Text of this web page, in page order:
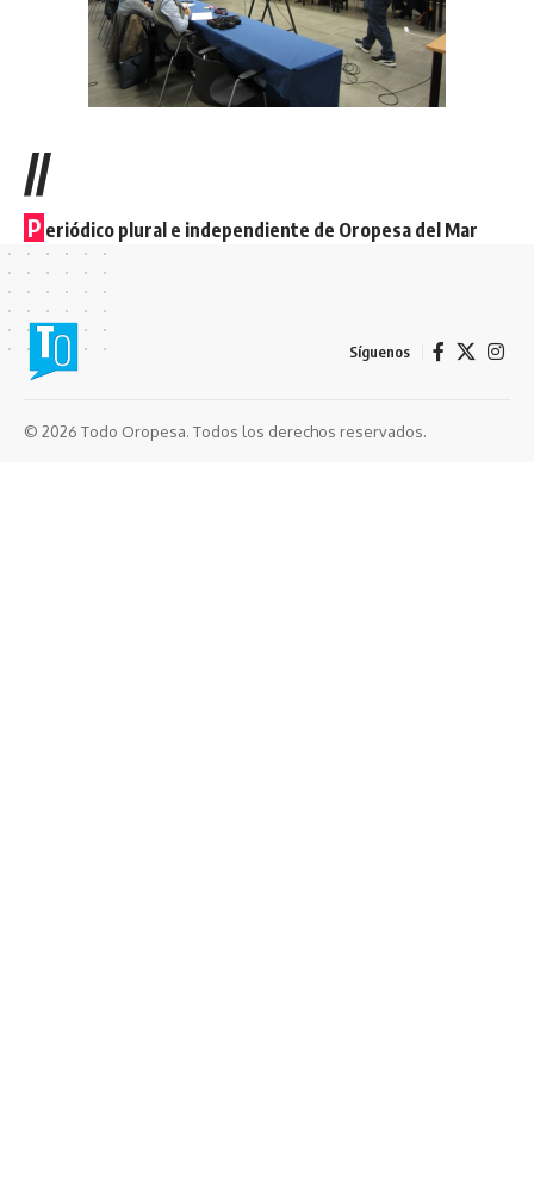
//
P eriódico plural e independiente de Oropesa del Mar
Síguenos
© 2026 Todo Oropesa. Todos los derechos reservados.